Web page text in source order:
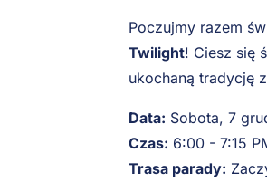
Poczujmy razem
Twilight! Ciesz się
ukochaną tradycję
Data: Sobota, 7
Czas: 6:00 - 7:15
Trasa parady: